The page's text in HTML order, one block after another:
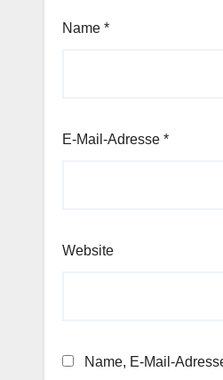
Name *
E-Mail-Adresse *
Website
Name, E-Mail-